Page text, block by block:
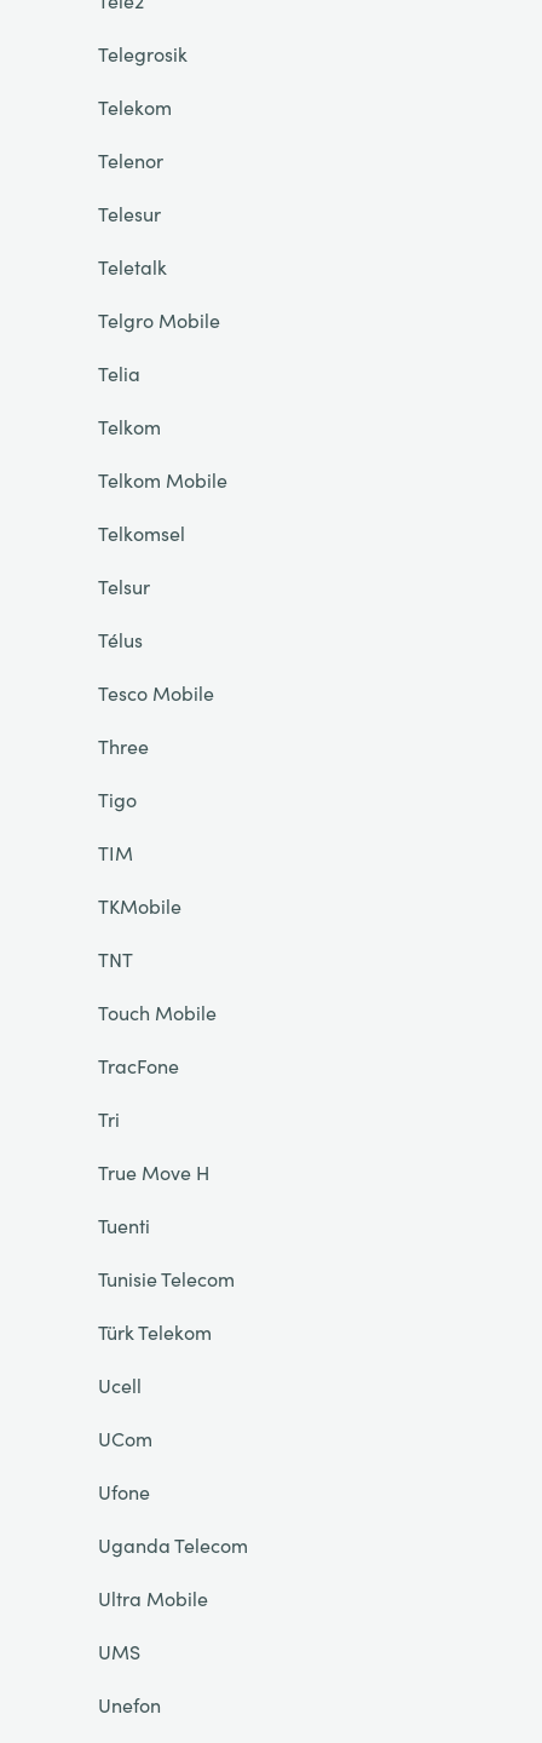
Telegrosik
Telekom
Telenor
Telesur
Teletalk
Telgro Mobile
Telia
Telkom
Telkom Mobile
Telkomsel
Telsur
Télus
Tesco Mobile
Three
Tigo
TIM
TKMobile
TNT
Touch Mobile
TracFone
Tri
True Move H
Tuenti
Tunisie Telecom
Türk Telekom
Ucell
UCom
Ufone
Uganda Telecom
Ultra Mobile
UMS
Unefon